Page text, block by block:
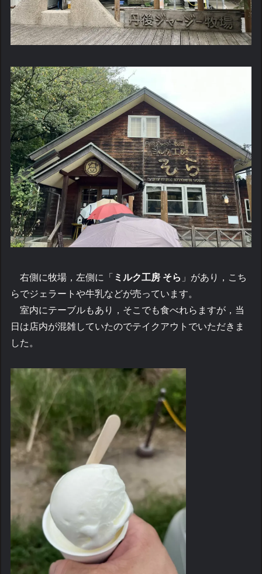
右側に牧場，左側に「 ミルク工房 そら 」があり，こち
らでジェラートや牛乳などが売っています。
室内にテーブルもあり，そこでも食べれらますが，当
日は店内が混雑していたのでテイクアウトでいただきま
した。